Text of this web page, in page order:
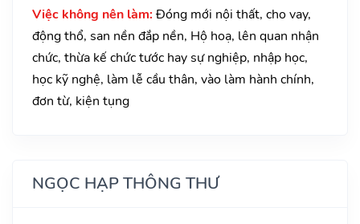
Việc không nên làm: Đóng mới nội thất, cho vay,
động thổ, san nền đắp nền, Hộ hoạ, lên quan nhận
chức, thừa kế chức tước hay sự nghiệp, nhập học,
học kỹ nghệ, làm lễ cầu thân, vào làm hành chính,
đơn từ, kiện tụng
NGỌC HẠP THÔNG THƯ